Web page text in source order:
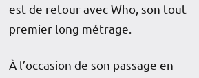
est de retour avec Who, son tout
premier long métrage.
À l’occasion de son passage en